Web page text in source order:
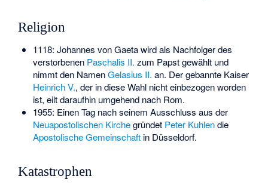
Religion
1118: Johannes von Gaeta wird als Nachfolger des
verstorbenen Paschalis II. zum Papst gewählt und
nimmt den NamenGelasius II. an. Der gebannte Kaiser
Heinrich V., der in diese Wahl nicht einbezogen worden
ist, eilt daraufhin umgehend nach Rom.
1955: Einen Tag nach seinem Ausschluss aus der
Neuapostolischen Kirchegründet Peter Kuhlendie
Apostolische Gemeinschaftin Düsseldorf.
Katastrophen